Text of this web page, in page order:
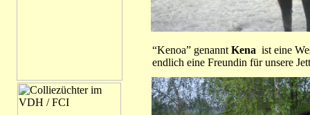
“Kenoa” genannt Kena ist eine
endlich eine Freundin für unsere